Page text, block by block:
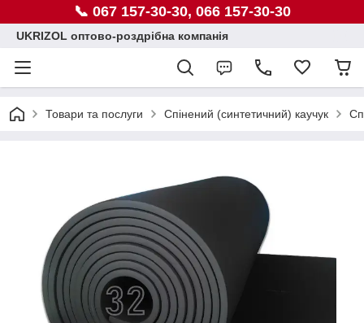
📞 067 157-30-30, 066 157-30-30
UKRIZOL оптово-роздрібна компанія
Товари та послуги Спінений (синтетичний) каучук